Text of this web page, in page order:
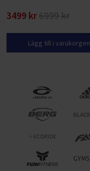
3499 kr 6999 kr
Lägg till i varukorgen